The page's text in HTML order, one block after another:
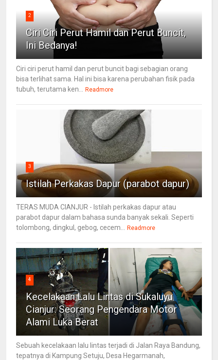
2
Ciri Ciri Perut Hamil dan Perut Buncit,
Ini Bedanya!
Ciri ciri perut hamil dan perut buncit bagi sebagian orang
bisa terlihat sama. Hal ini bisa karena perubahan fisik pada
tubuh, terutama ken...
Readmore
3
Istilah Perkakas Dapur (parabot dapur)
TERAS MUDA CIANJUR - Istilah perkakas dapur atau
parabot dapur dalam bahasa sunda banyak sekali. Seperti
tolombong, dingkul, gebog, cecem...
Readmore
4
Kecelakaan Lalu Lintas di Sukaluyu
Cianjur: Seorang Pengendara Motor
Alami Luka Berat
Sebuah kecelakaan lalu lintas terjadi di Jalan Raya Bandung,
tepatnya di Kampung Setuju, Desa Hegarmanah,